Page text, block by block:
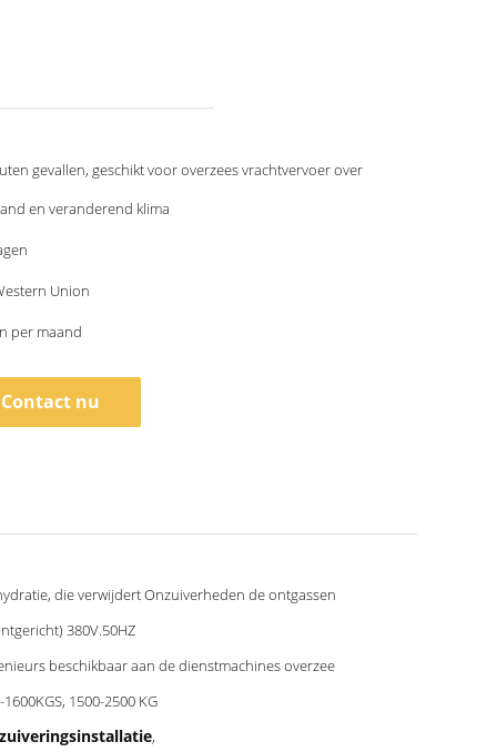
gevallen, geschikt voor overzees vrachtvervoer over
en veranderend klima
Union
per maand
Contact nu
die verwijdert Onzuiverheden de ontgassen
380V.50HZ
beschikbaar aan de dienstmachines overzee
1600KGS, 1500-2500 KG
,